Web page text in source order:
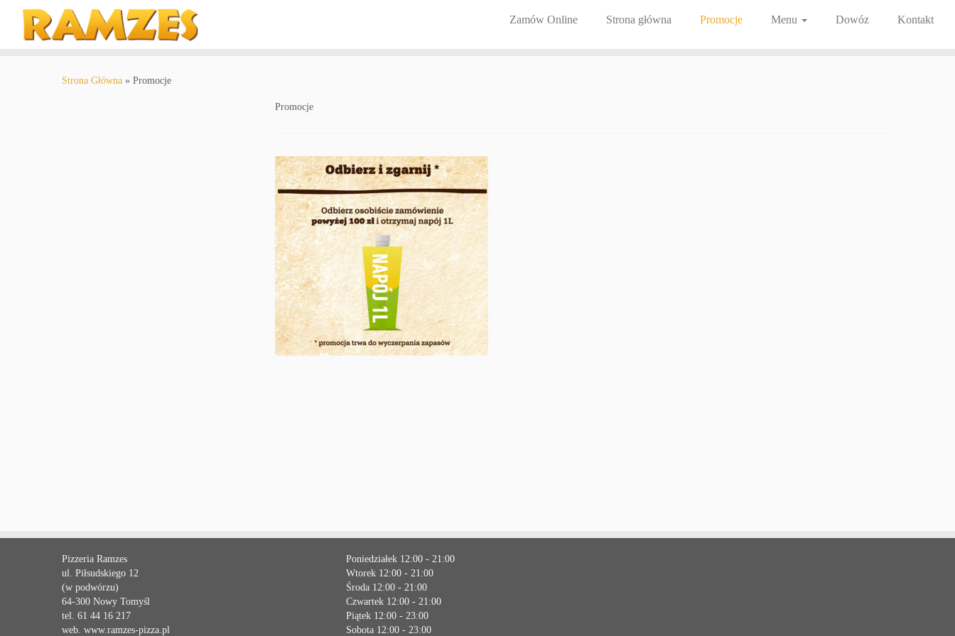
Zamów Online Strona główna Promocje Menu Dowóz Kontakt
Strona Główna » Promocje
Promocje
Pizzeria Ramzes
ul. Piłsudskiego 12
(w podwórzu)
64-300 Nowy Tomyśl
tel. 61 44 16 217
web. www.ramzes-pizza.pl
Poniedziałek 12:00 - 21:00
Wtorek 12:00 - 21:00
Środa 12:00 - 21:00
Czwartek 12:00 - 21:00
Piątek 12:00 - 23:00
Sobota 12:00 - 23:00